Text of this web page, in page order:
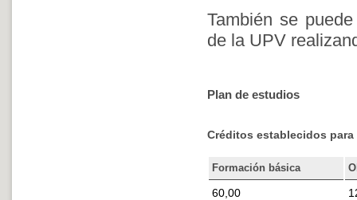
También se
de la UPV
Plan de estudios
Créditos establecidos
Formación básica
60,00